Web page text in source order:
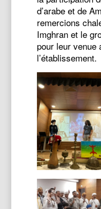
d’arabe et de
remercions
Imghran et le
pour leur venue
l’établissement.